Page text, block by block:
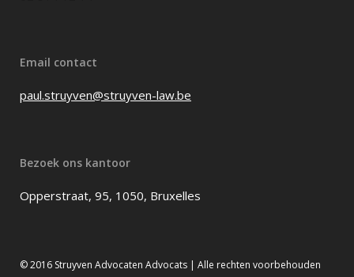
Email contact
paul.struyven@struyven-law.be
Bezoek ons kantoor
Opperstraat, 95, 1050, Bruxelles
© 2016 Struyven Advocaten Advocats | Alle rechten voorbehouden